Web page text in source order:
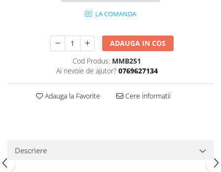
LA COMANDA
ADAUGA IN COS
Cod Produs: MMB251
Ai nevoie de ajutor? 0769627134
Adauga la Favorite Cere informatii
Descriere